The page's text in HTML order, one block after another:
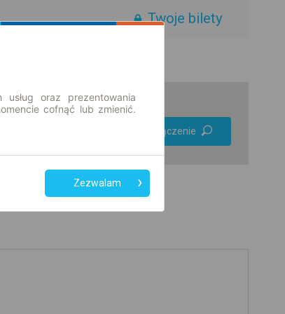
Twoje bilety
Znajdź połączenie
oraz prezentowania
cofnąć lub zmienić.
Zezwalam